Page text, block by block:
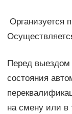
Организуется
Перед выездом
состояния
на смену или в